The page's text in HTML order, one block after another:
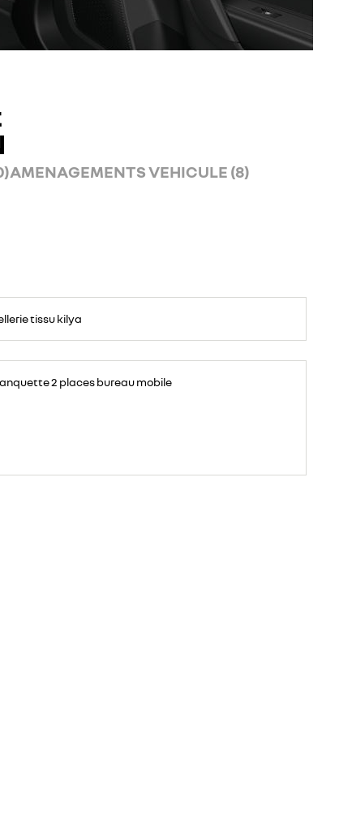
AMENAGEMENTS VEHICULE (8)
tissu kilya
2 places bureau mobile